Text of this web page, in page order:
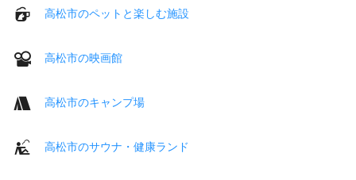
高松市のペットと楽しむ施設
高松市の映画館
高松市のキャンプ場
高松市のサウナ・健康ランド